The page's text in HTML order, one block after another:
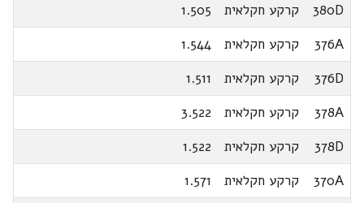
380D
קרקע חקלאית
1.505
376A
קרקע חקלאית
1.544
376D
קרקע חקלאית
1.511
378A
קרקע חקלאית
3.522
378D
קרקע חקלאית
1.522
370A
קרקע חקלאית
1.571